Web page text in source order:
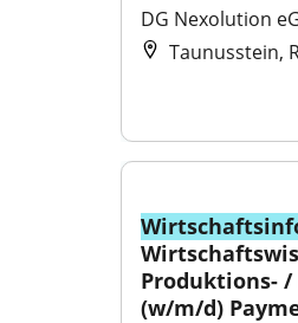
DG Nexolution
Taunusstein,
Produktions-
(w/m/d)